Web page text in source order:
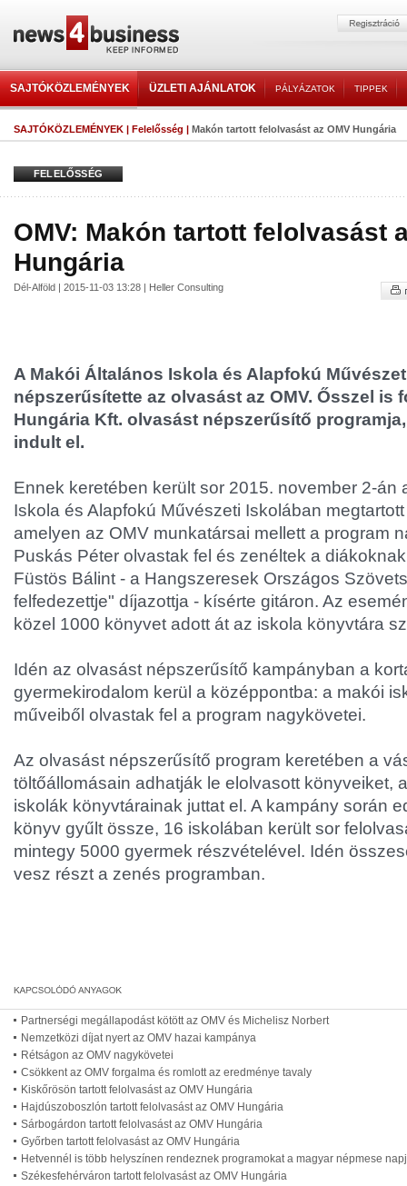
SAJTÓKÖZLEMÉNYEK ÜZLETI AJÁNLATOK PÁLYÁZATOK TIPPEK
SAJTÓKÖZLEMÉNYEK | Felelősség | Makón tartott felolvasást az OMV Hungária
FELELŐSSÉG
OMV: Makón tartott felolvasást
Hungária
Dél-Alföld | 2015-11-03 13:28 | Heller Consulting
A Makói Általános Iskola és Alapfokú
népszerűsítette az olvasást az OMV. Ősszel is
Hungária Kft. olvasást népszerűsítő
indult el.
Ennek keretében került sor 2015. november 2-án
Iskola és Alapfokú Művészeti Iskolában
amelyen az OMV munkatársai mellett a program
Puskás Péter olvastak fel és zenéltek a
Füstös Bálint - a Hangszeresek Országos
felfedezettje" díjazottja - kísérte gitáron. Az
közel 1000 könyvet adott át az iskola könyvtára
Idén az olvasást népszerűsítő kampányban a
gyermekirodalom kerül a középpontba: a makói
műveiből olvastak fel a program nagykövetei.
Az olvasást népszerűsítő program keretében a
töltőállomásain adhatják le elolvasott könyveiket,
iskolák könyvtárainak juttat el. A kampány során
könyv gyűlt össze, 16 iskolában került sor
mintegy 5000 gyermek részvételével. Idén
vesz részt a zenés programban.
Partnerségi megállapodást kötött az OMV és Michelisz Norbert
Nemzetközi díjat nyert az OMV hazai kampánya
Rétságon az OMV nagykövetei
Csökkent az OMV forgalma és romlott az eredménye tavaly
Kiskőrösön tartott felolvasást az OMV Hungária
Hajdúszoboszlón tartott felolvasást az OMV Hungária
Sárbogárdon tartott felolvasást az OMV Hungária
Győrben tartott felolvasást az OMV Hungária
Hetvennél is több helyszínen rendeznek programokat a magyar népmese
Székesfehérváron tartott felolvasást az OMV Hungária